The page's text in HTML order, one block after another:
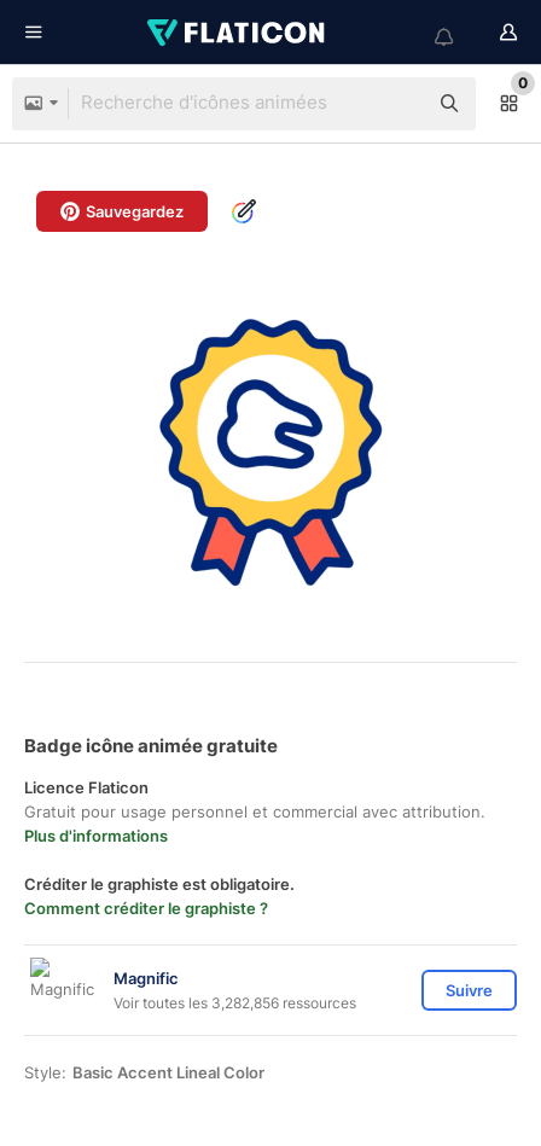
0
Sauvegardez
Badge icône animée gratuite
Licence Flaticon
Gratuit pour usage personnel et commercial avec attribution.
Plus d'informations
Créditer le graphiste est obligatoire.
Comment créditer le graphiste ?
Magnific
Voir toutes les 3,282,856 ressources
Suivre
Style: Basic Accent Lineal Color